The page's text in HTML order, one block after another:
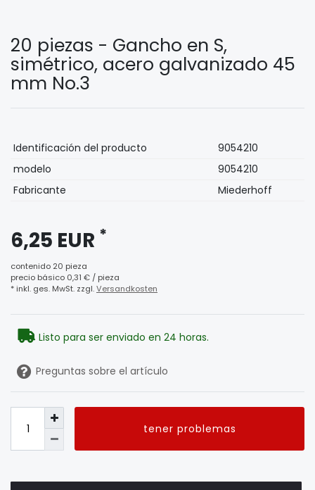
20 piezas - Gancho en S,
simétrico, acero galvanizado 45
mm No.3
Ceres::Template.singleItemTechnicalDataAttribute
Ceres::Template.singleItemTechnicalDataValue
Identificación del producto
9054210
modelo
9054210
Fabricante
Miederhoff
6,25 EUR *
contenido 20 pieza
precio básico 0,31 € / pieza
* inkl. ges. MwSt. zzgl.Versandkosten
Listo para ser enviado en 24 horas.
Preguntas sobre el artículo
tener problemas